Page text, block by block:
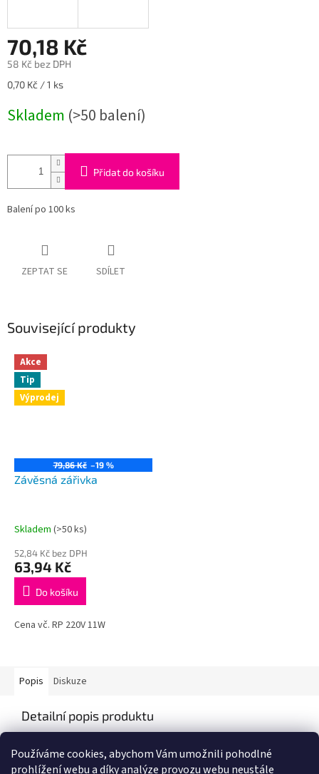
Používáme cookies, abychom Vám umožnili pohodlné
prohlížení webu a díky analýze provozu webu neustále
70,18 Kč
58 Kč bez DPH
Měrná
0,70 Kč / 1 ks
Skladem (>50 balení)
Přidat do košíku
Balení po 100 ks
ZEPTAT SE SDÍLET
Související produkty
Akce
Tip
Výprodej
79,86 Kč –19 %
Závěsná zářivka
Skladem (>50 ks)
52,84 Kč bez DPH
63,94 Kč
Do košíku
Cena vč. RP 220V 11W
Popis Diskuze
Detailní popis produktu